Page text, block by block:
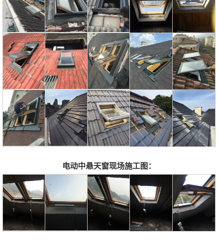
电动中悬天窗现场施工图：